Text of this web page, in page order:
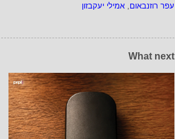
עפר רוזנבאום, אמילי יעקבזון
What next